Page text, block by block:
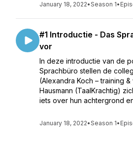
January 18, 2022•Season 1•
#1 Introductie - Das
vor
In deze introductie van de
Sprachbüro stellen de
(Alexandra Koch – training
Hausmann (TaalKrachtig)
iets over hun achtergrond
January 18, 2022•Season 1•